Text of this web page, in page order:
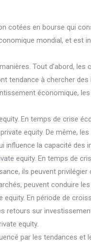
cotées en bourse qui
mondial, et est
Tout d’abord,
tendance à chercher
économique,
En temps de crise
equity. De même,
la capacité des
equity. En temps de
ils peuvent
peuvent conduire
En période de
sur
equity.
par les tendances et